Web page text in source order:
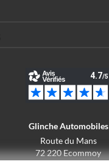
Glinche Automobiles
Route du Mans
72 220 Ecommoy